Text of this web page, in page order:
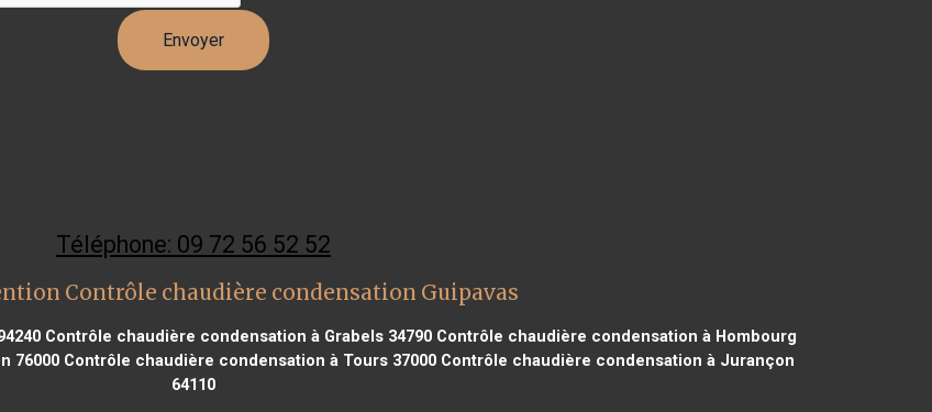
Téléphone: 09 72 56 52 52
Contrôle chaudière condensation Guipavas
Contrôle chaudière condensation à Grabels 34790Contrôle chaudière condensation à Hombourg
76000Contrôle chaudière condensation à Tours 37000Contrôle chaudière condensation à Jurançon
64110